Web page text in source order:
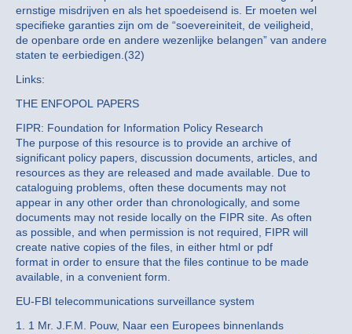
ernstige misdrijven en als het spoedeisend is. Er moeten wel
specifieke garanties zijn om de “soevereiniteit, de veiligheid,
de openbare orde en andere wezenlijke belangen” van andere
staten te eerbiedigen.(32)
Links:
THE ENFOPOL PAPERS
FIPR: Foundation for Information Policy Research
The purpose of this resource is to provide an archive of
significant policy papers, discussion documents, articles, and
resources as they are released and made available. Due to
cataloguing problems, often these documents may not
appear in any other order than chronologically, and some
documents may not reside locally on the FIPR site. As often
as possible, and when permission is not required, FIPR will
create native copies of the files, in either html or pdf
format in order to ensure that the files continue to be made
available, in a convenient form.
EU-FBI telecommunications surveillance system
1. 1 Mr. J.F.M. Pouw, Naar een Europees binnenlands